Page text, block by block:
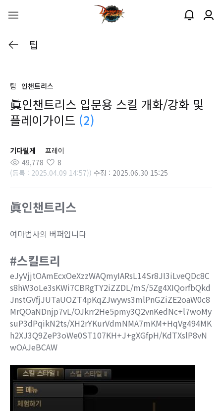
팁
팁 인챈트리스
眞인챈트리스 입문용 스킬 개화/강화 및
플레이가이드 (2)
기다릴게
프레이
49,778
8
(등록 : 2025.04.09 14:57)) 수정 : 2025.06.30 15:25
眞인챈트리스
여마법사의 버퍼입니다
#스킬트리
eJyVjjtOAmEcxOeXzzWAQmyIARsL14Sr8JI3iLveQDc8C
s8hW3oLe3sKWi7CBRgTY2iZZDL/mS/5Zg4XIQorfbQkd
JnstGVfjJUTaUOZT4pKqZJwyws3mlPnGZiZE2oaW0c8
MrQOaNDnjp7vL/OJkrr2He5pmy3Q2vnKedNc+l7woMy
suP3dPqikN2ts/XH2rYKurVdmNMA7mKM+HqVg494MK
h2XJ3Q9ZeP3oWe0ST107KH+J+gXGfpH/KdTXslP8vN
wOAJeBCAW